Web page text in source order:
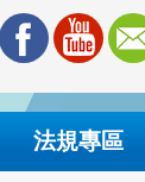
法規專區